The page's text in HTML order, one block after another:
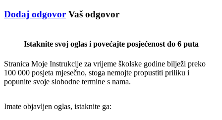
Dodaj odgovor Vaš odgovor
Istaknite svoj oglas i povećajte posjećenost do 6 puta
Stranica Moje Instrukcije za vrijeme školske godine bilježi preko
100 000 posjeta mjesečno, stoga nemojte propustiti priliku i
popunite svoje slobodne termine s nama.
Imate objavljen oglas, istaknite ga: